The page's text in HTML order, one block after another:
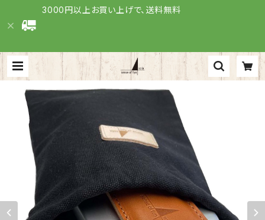
3000円以上お買い上げで、送料無料